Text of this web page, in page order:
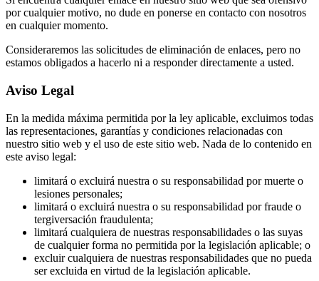
por cualquier motivo, no dude en ponerse en contacto con nosotros
en cualquier momento.
Consideraremos las solicitudes de eliminación de enlaces, pero no
estamos obligados a hacerlo ni a responder directamente a usted.
Aviso Legal
En la medida máxima permitida por la ley aplicable, excluimos todas
las representaciones, garantías y condiciones relacionadas con
nuestro sitio web y el uso de este sitio web. Nada de lo contenido en
este aviso legal:
limitará o excluirá nuestra o su responsabilidad por muerte o
lesiones personales;
limitará o excluirá nuestra o su responsabilidad por fraude o
tergiversación fraudulenta;
limitará cualquiera de nuestras responsabilidades o las suyas
de cualquier forma no permitida por la legislación aplicable; o
excluir cualquiera de nuestras responsabilidades que no pueda
ser excluida en virtud de la legislación aplicable.